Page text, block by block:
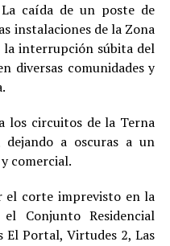
caída de un poste de
instalaciones de la Zona
la interrupción súbita del
diversas comunidades y
los circuitos de la Terna
a oscuras a un
comercial.
el corte imprevisto en la
Conjunto Residencial
El Portal, Virtudes 2, Las